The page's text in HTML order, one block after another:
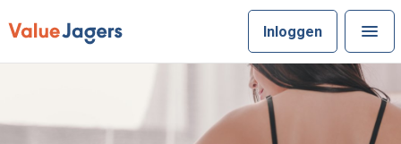
Inloggen